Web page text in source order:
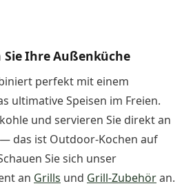
Ihre Außenküche
perfekt mit einem
ultimative Speisen im Freien.
und servieren Sie direkt an
das ist Outdoor-Kochen auf
Sie sich unser
an Grills und Grill-Zubehöran.